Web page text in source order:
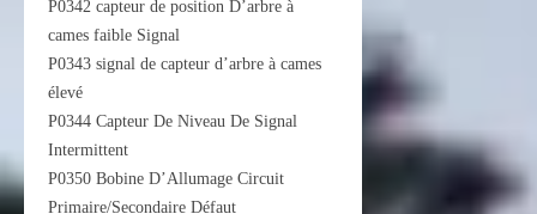
P0342 capteur de position D’arbre à
cames faible Signal
P0343 signal de capteur d’arbre à cames
élevé
P0344 Capteur De Niveau De Signal
Intermittent
P0350 Bobine D’Allumage Circuit
Primaire/Secondaire Défaut